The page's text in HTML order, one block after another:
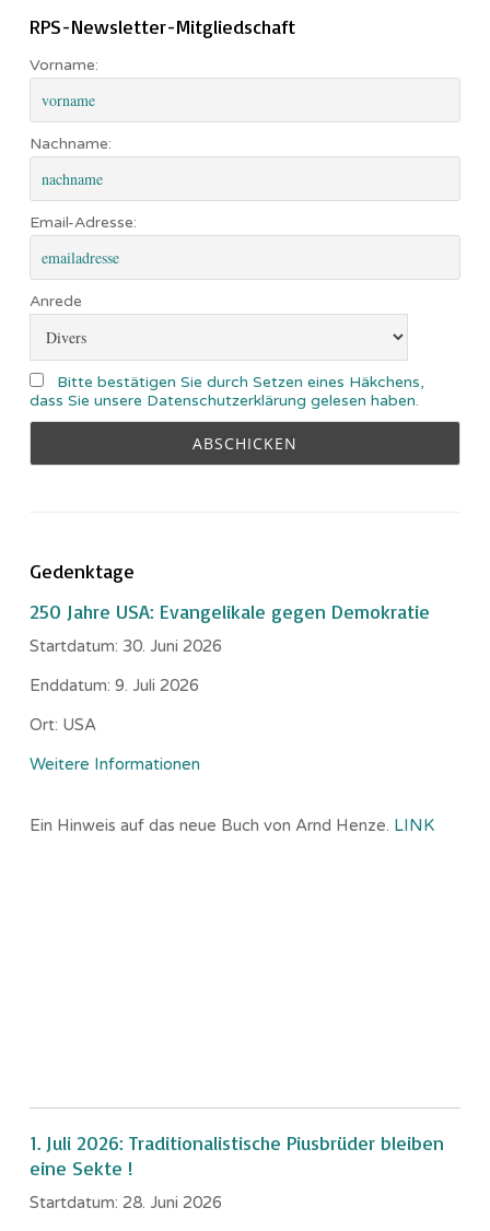
RPS-Newsletter-Mitgliedschaft
Vorname:
Nachname:
Email-Adresse:
Anrede
Bitte bestätigen Sie durch Setzen eines Häkchens,
dass Sie unsere Datenschutzerklärung gelesen haben.
Gedenktage
250 Jahre USA: Evangelikale gegen Demokratie
Startdatum: 30. Juni 2026
Enddatum: 9. Juli 2026
Ort: USA
Weitere Informationen
Ein Hinweis auf das neue Buch von Arnd Henze. LINK
1. Juli 2026: Traditionalistische Piusbrüder bleiben
eine Sekte !
Startdatum: 28. Juni 2026